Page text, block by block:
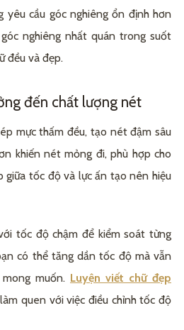
yêu cầu góc nghiêng ổn định hơn
nghiêng nhất quán trong suốt
đều và đẹp.
đến chất lượng nét
mực thấm đều, tạo nét đậm sâu
khiến nét mỏng đi, phù hợp cho
giữa tốc độ và lực ấn tạo nên hiệu
tốc độ chậm để kiểm soát từng
có thể tăng dần tốc độ mà vẫn
muốn. Luyện viết chữ đẹp
quen với việc điều chỉnh tốc độ